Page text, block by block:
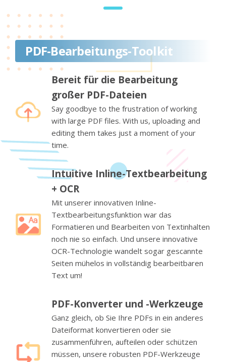
PDF-Bearbeitungs-Toolkit
Bereit für die Bearbeitung
großer PDF-Dateien
Say goodbye to the frustration of working
with large PDF files. With us, uploading and
editing them takes just a moment of your
time.
Intuitive Inline-Textbearbeitung
+ OCR
Mit unserer innovativen Inline-
Textbearbeitungsfunktion war das
Formatieren und Bearbeiten von Textinhalten
noch nie so einfach. Und unsere innovative
OCR-Technologie wandelt sogar gescannte
Seiten mühelos in vollständig bearbeitbaren
Text um!
PDF-Konverter und -Werkzeuge
Ganz gleich, ob Sie Ihre PDFs in ein anderes
Dateiformat konvertieren oder sie
zusammenführen, aufteilen oder schützen
müssen, unsere robusten PDF-Werkzeuge